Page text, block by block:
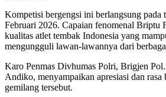
Kompetisi bergengsi ini berlangsung pada
Februari 2026. Capaian fenomenal Briptu
kualitas atlet tembak Indonesia yang
mengungguli lawan-lawannya dari
Karo Penmas Divhumas Polri, Brigjen
Andiko, menyampaikan apresiasi dan rasa
gemilang tersebut.